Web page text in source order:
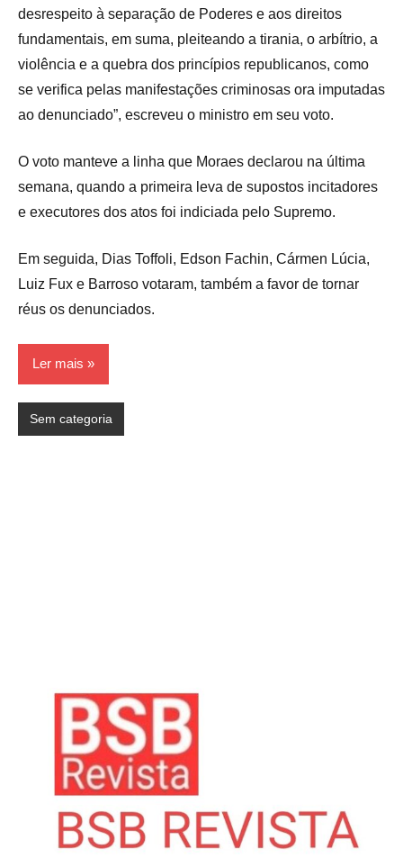
desrespeito à separação de Poderes e aos direitos
fundamentais, em suma, pleiteando a tirania, o arbítrio, a
violência e a quebra dos princípios republicanos, como
se verifica pelas manifestações criminosas ora imputadas
ao denunciado”, escreveu o ministro em seu voto.
O voto manteve a linha que Moraes declarou na última
semana, quando a primeira leva de supostos incitadores
e executores dos atos foi indiciada pelo Supremo.
Em seguida, Dias Toffoli, Edson Fachin, Cármen Lúcia,
Luiz Fux e Barroso votaram, também a favor de tornar
réus os denunciados.
Ler mais
Sem categoria